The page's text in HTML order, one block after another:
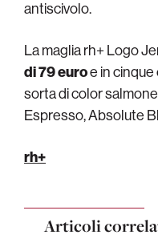
antiscivolo.
La maglia rh+ Logo
di 79 euroe in
sorta di color
Espresso, Absolute
rh+
Articoli